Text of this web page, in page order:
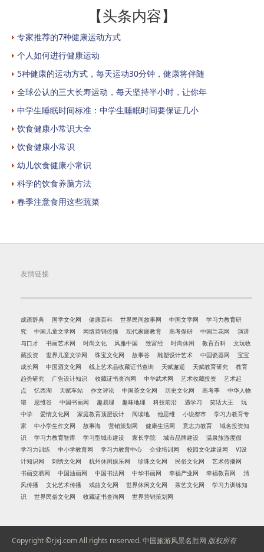
【头条内容】
专家推荐的7种健康运动方式
个人如何进行健康运动
5种健康的运动方式，每天运动30分钟，健康将伴随
全球公认的三大长寿运动，每天坚持半小时，让你年
中学生睡眠时间标准：中学生睡眠时间要保证几小
饮食健康小常识大全
饮食健康小常识
幼儿饮食健康小常识
科学的饮食养脑方法
春季注意食用这些蔬菜
友情链接
成语辞典 国学文化网 健康百科 世界民间故事网 中国文学网
学习力教育研
究
中国儿童文学网 网络营销传播 现代家庭教育 高考保研 中国兰花网
演讲
与口才
书画艺术网 时尚文化 风雅中国 致富经 时尚休闲 教育百科
文玩收
藏投资
世界儿童文学网 珠宝文化网 故事谷 雕塑设计艺术 中国瓷器网
宝宝
成长网
中国酒文化网 线上艺术品收藏证书查询 天赋邂逅 天赋教育研究
教育
趋势研究
广告设计知识 收藏证书查询网 中华武术网 艺术收藏投资
艺术起
点
忆西湖 天赋车站 作文评论 中国茶文化网 历史文化网 高考季
中华人物
谱
思维谷 中国书画网 趣易理 趣味地理 科技前沿 遇学习 笑话大王
玩
中学
爱情文化网 家庭教育顶层设计 阅读地 他思维 小说都市
学习力教育专
家
中小学生作文网 故事海 营销策划网 健康生活网 意志力教育
域名投资知
识
学习力教育智库 学习型城市建设 家长学院 城市品牌建设
温泉旅游度假
学习力训练
中小学教育网 学习力教育中心 企业培训网 校园文化建设网
VI设
计知识网
刺绣文化网 杭州休闲娱乐网 珍珠文化网 民俗文化网
艺术传播网
书画交易网
中国油画网 中国书法网 中华书画网 幸福产业网 幸福教育网
清
风传播
文化艺术传播 戏曲文化网 世界休闲文化网 茶艺文化网
学习力训练知
识
世界民俗文化网 收藏证书查询网 世界营销策划网
Copyright ©rjxj.com All rights reserved.中国旅游风景名胜网 版权所有